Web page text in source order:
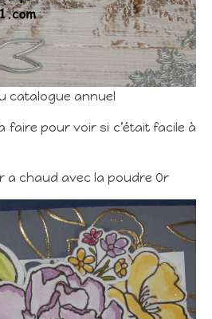
catalogue annuel
faire pour voir si c’était facile à
a chaud avec la poudre Or